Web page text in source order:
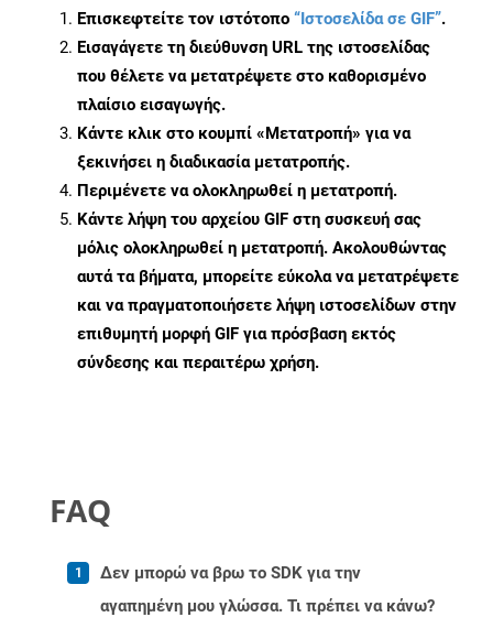
Επισκεφτείτε τον ιστότοπο “Ιστοσελίδα σε GIF”.
Εισαγάγετε τη διεύθυνση URL της ιστοσελίδας
που θέλετε να μετατρέψετε στο καθορισμένο
πλαίσιο εισαγωγής.
Κάντε κλικ στο κουμπί «Μετατροπή» για να
ξεκινήσει η διαδικασία μετατροπής.
Περιμένετε να ολοκληρωθεί η μετατροπή.
Κάντε λήψη του αρχείου GIF στη συσκευή σας
μόλις ολοκληρωθεί η μετατροπή. Ακολουθώντας
αυτά τα βήματα, μπορείτε εύκολα να μετατρέψετε
και να πραγματοποιήσετε λήψη ιστοσελίδων στην
επιθυμητή μορφή GIF για πρόσβαση εκτός
σύνδεσης και περαιτέρω χρήση.
FAQ
Δεν μπορώ να βρω το SDK για την
αγαπημένη μου γλώσσα. Τι πρέπει να κάνω?